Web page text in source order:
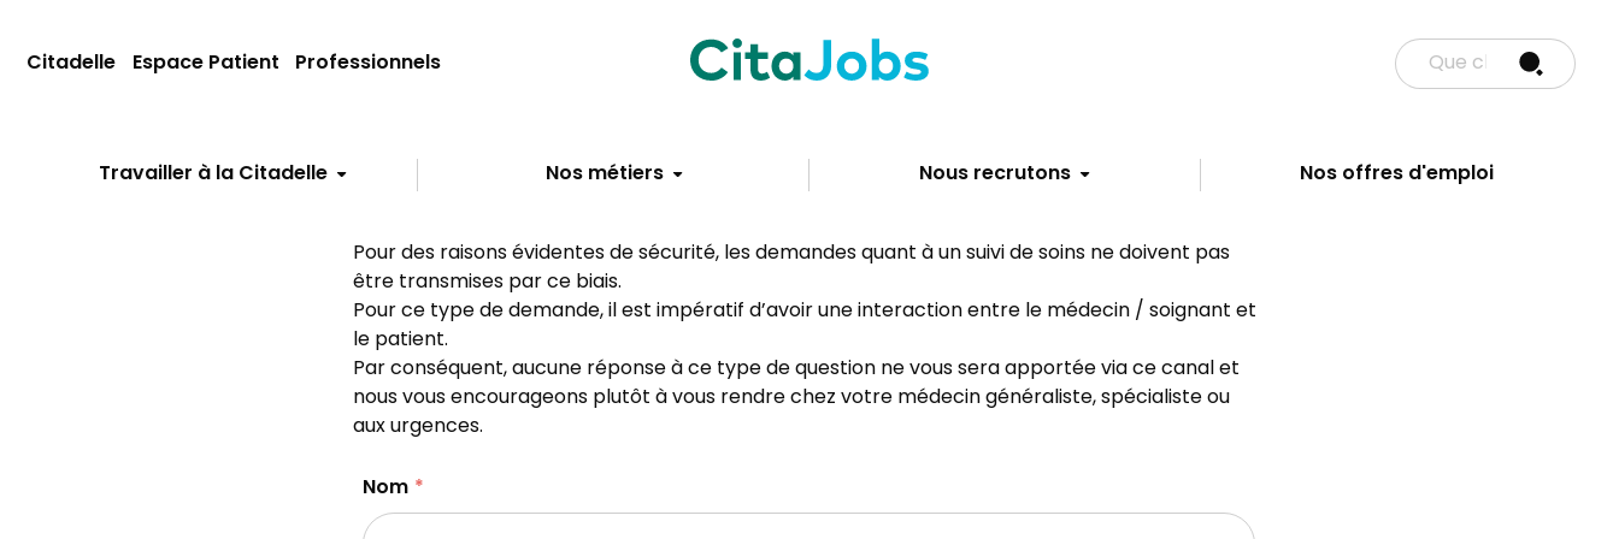
Travailler à la Citadelle Nos métiers Nous recrutons Nos offres d'emploi
Citadelle Espace Patient Professionnels
Pour des raisons évidentes de sécurité, les demandes quant à un suivi de soins ne doivent pas
être transmises par ce biais.
Pour ce type de demande, il est impératif d’avoir une interaction entre le médecin / soignant et
le patient.
Par conséquent, aucune réponse à ce type de question ne vous sera apportée via ce canal et
nous vous encourageons plutôt à vous rendre chez votre médecin généraliste, spécialiste ou
aux urgences.
Nom